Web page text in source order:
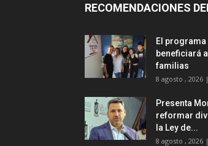
RECOMENDACIONES
El
beneficiará
familias
8 agosto , 2026
Presenta
reformar
la Ley de...
8 agosto , 2026